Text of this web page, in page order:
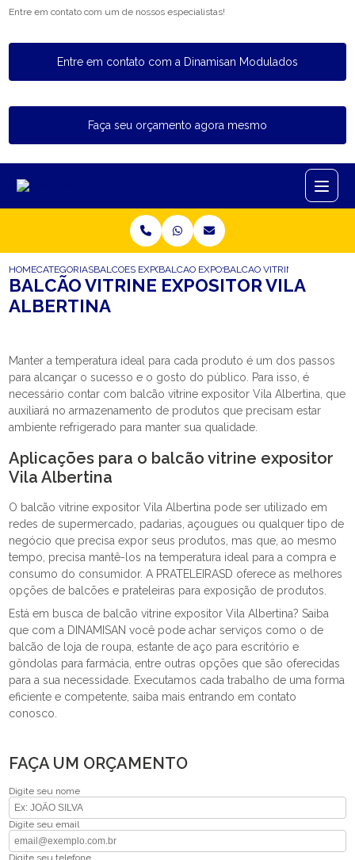
Entre em contato com um de nossos especialistas!
Entre em contato com a Dinamisan Modulados
Faça seu orçamento agora mesmo
HOMECATEGORIASBALCOES EXPOSITORESBALCAO EXPOSITOR REFRIGERADO
BALCAO VITRINE
BALCÃO VITRINE EXPOSITOR VILA
ALBERTINA
Manter a temperatura ideal para cada produto é um dos passos
para alcançar o sucesso e o gosto do público. Para isso, é
necessário contar com balcão vitrine expositor Vila Albertina, que
auxiliará no armazenamento de produtos que precisam estar
ambiente refrigerado para manter sua qualidade.
Aplicações para o balcão vitrine expositor
Vila Albertina
O balcão vitrine expositor Vila Albertina pode ser utilizado em
redes de supermercado, padarias, açougues ou qualquer tipo de
negócio que precisa expor seus produtos, mas que, ao mesmo
tempo, precisa mantê-los na temperatura ideal para a compra e
consumo do consumidor. A PRATELEIRASD oferece as melhores
opções de balcões e prateleiras para exposição de produtos.
Está em busca de balcão vitrine expositor Vila Albertina? Saiba
que com a DINAMISAN você pode achar serviços como o de
balcão de loja de roupa, estante de aço para escritório e
gôndolas para farmácia, entre outras opções que são oferecidas
para a sua necessidade. Executamos cada trabalho de uma forma
eficiente e competente, saiba mais entrando em contato
conosco.
FAÇA UM ORÇAMENTO
Digite seu nome
Digite seu email
Digite seu telefone